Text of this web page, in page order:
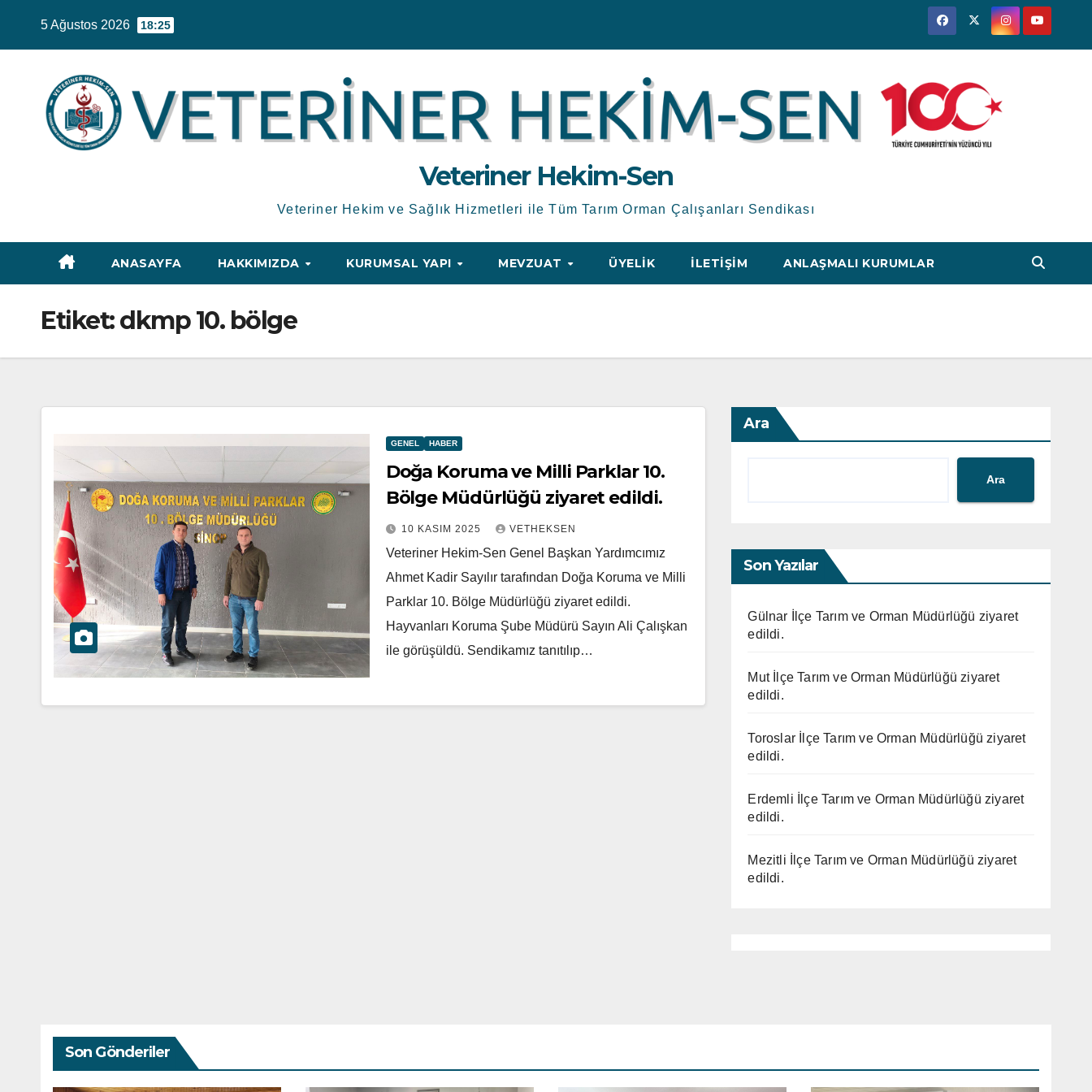
5 Ağustos 2026 18:25
Veteriner Hekim-Sen
Veteriner Hekim ve Sağlık Hizmetleri ile Tüm Tarım Orman Çalışanları Sendikası
ANASAYFA HAKKIMIZDA KURUMSAL YAPI MEVZUAT ÜYELIK İLETIŞIM ANLAŞMALI KURUMLAR
Etiket:dkmp 10. bölge
GENEL HABER
Doğa Koruma ve Milli Parklar 10.
Bölge Müdürlüğü ziyaret edildi.
10 KASIM 2025 VETHEKSEN
Veteriner Hekim-Sen Genel Başkan Yardımcımız
Ahmet Kadir Sayılır tarafından Doğa Koruma ve Milli
Parklar 10. Bölge Müdürlüğü ziyaret edildi.
Hayvanları Koruma Şube Müdürü Sayın Ali Çalışkan
ile görüşüldü. Sendikamız tanıtılıp…
Ara
Ara
Son Yazılar
Gülnar İlçe Tarım ve Orman Müdürlüğü ziyaret
edildi.
Mut İlçe Tarım ve Orman Müdürlüğü ziyaret
edildi.
Toroslar İlçe Tarım ve Orman Müdürlüğü ziyaret
edildi.
Erdemli İlçe Tarım ve Orman Müdürlüğü ziyaret
edildi.
Mezitli İlçe Tarım ve Orman Müdürlüğü ziyaret
edildi.
Son Gönderiler